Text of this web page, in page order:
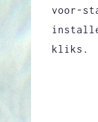
voor-
kliks.